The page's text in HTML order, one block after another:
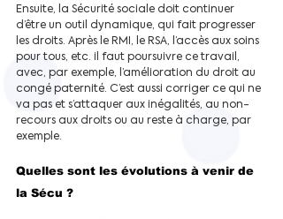
Ensuite, la Sécurité sociale doit continuer
d’être un outil dynamique, qui fait progresser
les droits. Après le RMI, le RSA, l’accès aux soins
pour tous, etc. il faut poursuivre ce travail,
avec, par exemple, l’amélioration du droit au
congé paternité. C’est aussi corriger ce qui ne
va pas et s’attaquer aux inégalités, au non-
recours aux droits ou au reste à charge, par
exemple.
Quelles sont les évolutions à venir de
la Sécu ?